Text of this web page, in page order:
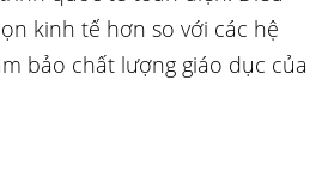
kinh tế hơn so với các hệ
bảo chất lượng giáo dục của